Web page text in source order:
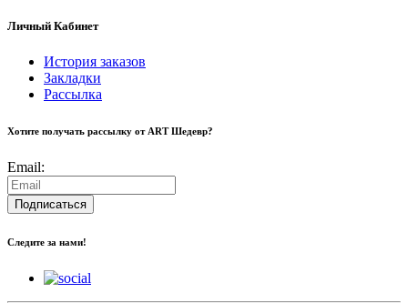
Личный Кабинет
История заказов
Закладки
Рассылка
Хотите получать рассылку от ART Шедевр?
Email:
Подписаться
Следите за нами!